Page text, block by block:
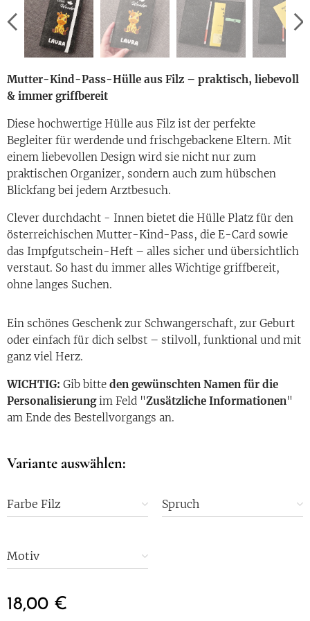
Mutter-Kind-Pass-Hülle aus Filz – praktisch, liebevoll
& immer griffbereit
Diese hochwertige Hülle aus Filz ist der perfekte
Begleiter für werdende und frischgebackene Eltern. Mit
einem liebevollen Design wird sie nicht nur zum
praktischen Organizer, sondern auch zum hübschen
Blickfang bei jedem Arztbesuch.
Clever durchdacht - Innen bietet die Hülle Platz für den
österreichischen Mutter-Kind-Pass, die E-Card sowie
das Impfgutschein-Heft – alles sicher und übersichtlich
verstaut. So hast du immer alles Wichtige griffbereit,
ohne langes Suchen.
Ein schönes Geschenk zur Schwangerschaft, zur Geburt
oder einfach für dich selbst – stilvoll, funktional und mit
ganz viel Herz.
WICHTIG: Gib bitte den gewünschten Namen für die
Personalisierungim Feld "Zusätzliche Informationen"
am Ende des Bestellvorgangs an.
Variante auswählen:
Farbe Filz Spruch
Motiv
18,00 €